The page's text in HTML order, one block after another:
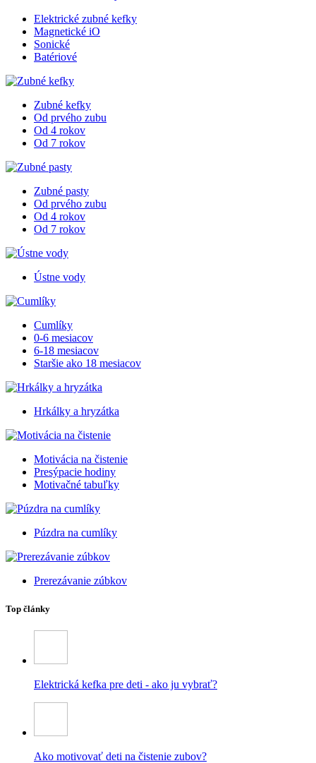
Elektrické zubné kefky
Magnetické iO
Sonické
Batériové
Zubné kefky
Od prvého zubu
Od 4 rokov
Od 7 rokov
Zubné pasty
Od prvého zubu
Od 4 rokov
Od 7 rokov
Ústne vody
Cumlíky
0-6 mesiacov
6-18 mesiacov
Staršie ako 18 mesiacov
Hrkálky a hryzátka
Motivácia na čistenie
Presýpacie hodiny
Motivačné tabuľky
Púzdra na cumlíky
Prerezávanie zúbkov
Top články
Elektrická kefka pre deti - ako ju vybrať?
Ako motivovať deti na čistenie zubov?